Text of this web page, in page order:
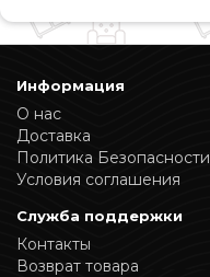
Информация
О нас
Доставка
Политика Безопасности
Условия соглашения
Служба поддержки
Контакты
Возврат товара